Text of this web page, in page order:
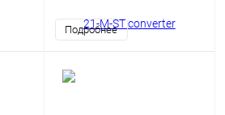
Подробнее